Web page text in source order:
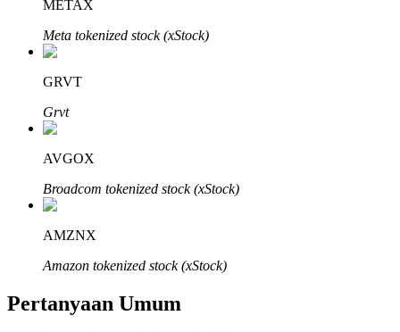
METAX
Meta tokenized stock (xStock)
GRVT
Grvt
AVGOX
Broadcom tokenized stock (xStock)
AMZNX
Amazon tokenized stock (xStock)
Pertanyaan Umum